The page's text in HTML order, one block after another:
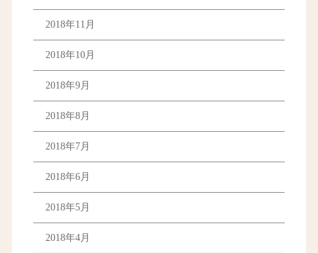
2018年11月
2018年10月
2018年9月
2018年8月
2018年7月
2018年6月
2018年5月
2018年4月